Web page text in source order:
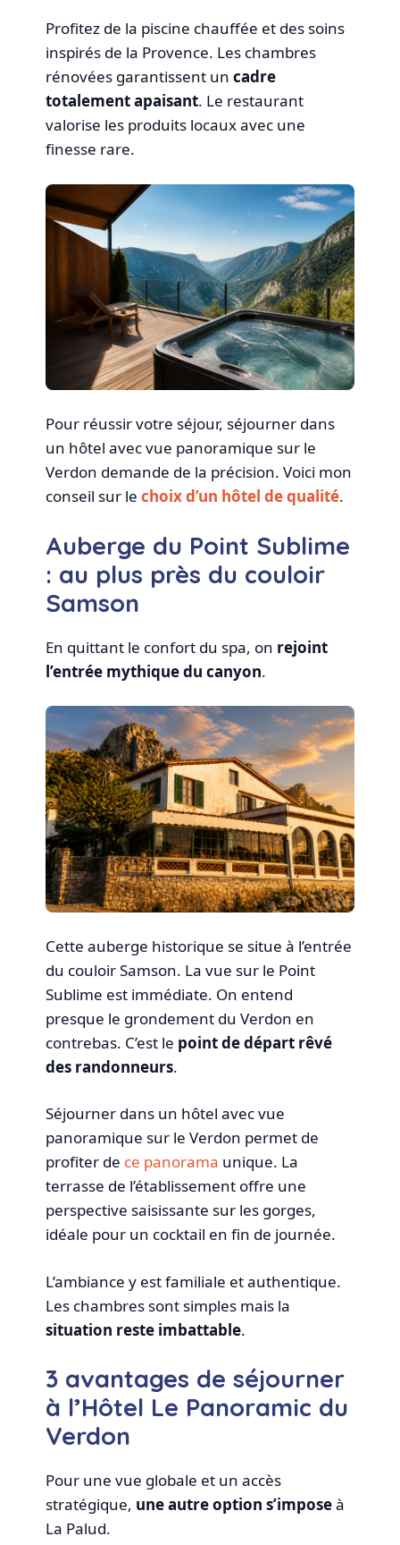
Profitez de la piscine chauffée et des soins
inspirés de la Provence. Les chambres
rénovées garantissent uncadre
totalement apaisant. Le restaurant
valorise les produits locaux avec une
finesse rare.
Pour réussir votre séjour, séjourner dans
un hôtel avec vue panoramique sur le
Verdon demande de la précision. Voici mon
conseil sur lechoix d’un hôtel de qualité.
Auberge du Point Sublime
: au plus près du couloir
Samson
En quittant le confort du spa, on rejoint
l’entrée mythique du canyon.
Cette auberge historique se situe à l’entrée
du couloir Samson. La vue sur le Point
Sublime est immédiate. On entend
presque le grondement du Verdon en
contrebas. C’est le point de départ rêvé
des randonneurs.
Séjourner dans un hôtel avec vue
panoramique sur le Verdon permet de
profiter de ce panorama unique. La
terrasse de l’établissement offre une
perspective saisissante sur les gorges,
idéale pour un cocktail en fin de journée.
L’ambiance y est familiale et authentique.
Les chambres sont simples mais la
situation reste imbattable.
3 avantages de séjourner
à l’Hôtel Le Panoramic du
Verdon
Pour une vue globale et un accès
stratégique, une autre option s’imposeà
La Palud.